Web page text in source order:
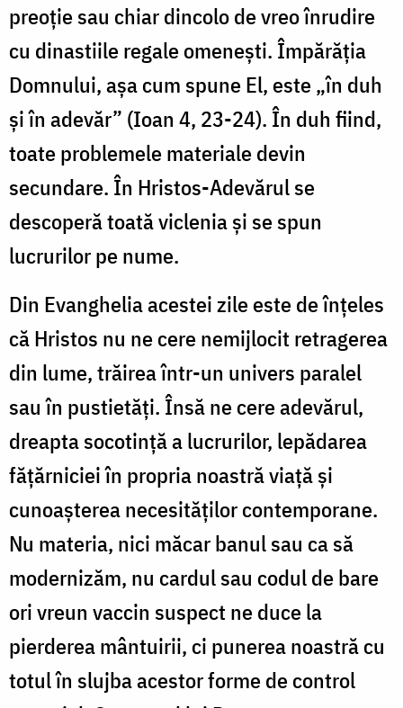
preoție sau chiar dincolo de vreo înrudire
cu dinastiile regale omenești. Împărăția
Domnului, așa cum spune El, este „în duh
și în adevăr” (Ioan 4, 23-24). În duh fiind,
toate problemele materiale devin
secundare. În Hristos-Adevărul se
descoperă toată viclenia și se spun
lucrurilor pe nume.
Din Evanghelia acestei zile este de înțeles
că Hristos nu ne cere nemijlocit retragerea
din lume, trăirea într-un univers paralel
sau în pustietăți. Însă ne cere adevărul,
dreapta socotință a lucrurilor, lepădarea
fățărniciei în propria noastră viață și
cunoașterea necesităților contemporane.
Nu materia, nici măcar banul sau ca să
modernizăm, nu cardul sau codul de bare
ori vreun vaccin suspect ne duce la
pierderea mântuirii, ci punerea noastră cu
totul în slujba acestor forme de control